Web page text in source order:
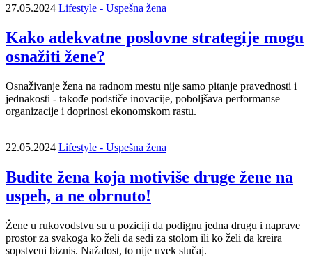
27.05.2024 Lifestyle - Uspešna žena
Kako adekvatne poslovne strategije mogu
osnažiti žene?
Osnaživanje žena na radnom mestu nije samo pitanje pravednosti i
jednakosti - takođe podstiče inovacije, poboljšava performanse
organizacije i doprinosi ekonomskom rastu.
22.05.2024 Lifestyle - Uspešna žena
Budite žena koja motiviše druge žene na
uspeh, a ne obrnuto!
Žene u rukovodstvu su u poziciji da podignu jedna drugu i naprave
prostor za svakoga ko želi da sedi za stolom ili ko želi da kreira
sopstveni biznis. Nažalost, to nije uvek slučaj.